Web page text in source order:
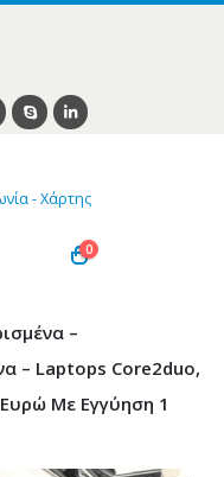
- Χάρτης
0
–
– Laptops Core2duo,
Με Εγγύηση 1